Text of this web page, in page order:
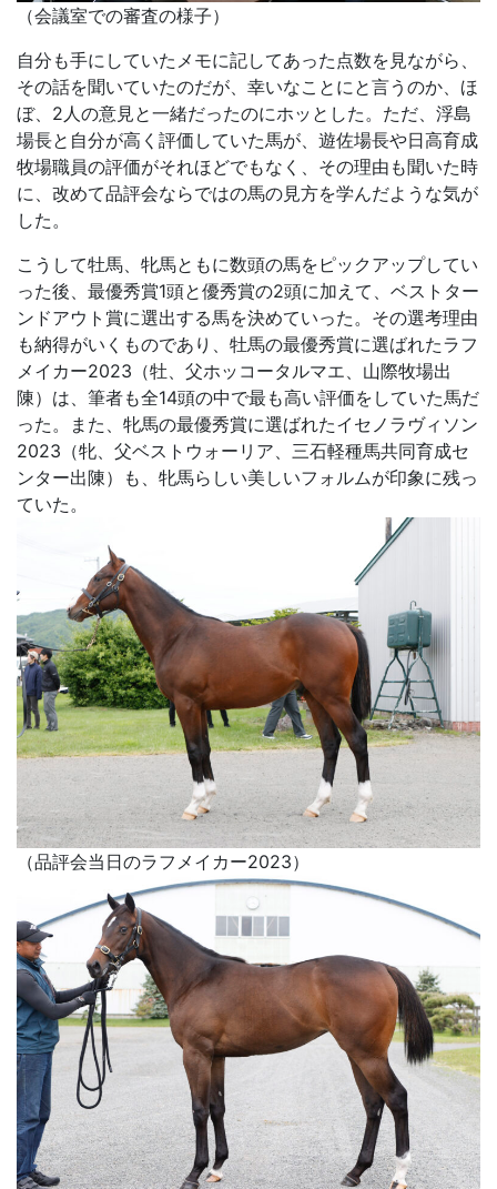
（会議室での審査の様子）
自分も手にしていたメモに記してあった点数を見ながら、
その話を聞いていたのだが、幸いなことにと言うのか、ほ
ぼ、2人の意見と一緒だったのにホッとした。ただ、浮島
場長と自分が高く評価していた馬が、遊佐場長や日高育成
牧場職員の評価がそれほどでもなく、その理由も聞いた時
に、改めて品評会ならではの馬の見方を学んだような気が
した。
こうして牡馬、牝馬ともに数頭の馬をピックアップしてい
った後、最優秀賞1頭と優秀賞の2頭に加えて、ベストター
ンドアウト賞に選出する馬を決めていった。その選考理由
も納得がいくものであり、牡馬の最優秀賞に選ばれたラフ
メイカー2023（牡、父ホッコータルマエ、山際牧場出
陳）は、筆者も全14頭の中で最も高い評価をしていた馬だ
った。また、牝馬の最優秀賞に選ばれたイセノラヴィソン
2023（牝、父ベストウォーリア、三石軽種馬共同育成セ
ンター出陳）も、牝馬らしい美しいフォルムが印象に残っ
ていた。
（品評会当日のラフメイカー2023）